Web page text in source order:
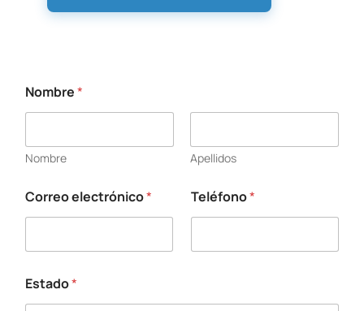
E
s
a
d
*
C
o
r
o
Nombre*
Nombre Apellidos
Correo electrónico* Teléfono*
Estado*